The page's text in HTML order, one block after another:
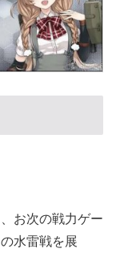
お次の戦力ゲー
水雷戦を展